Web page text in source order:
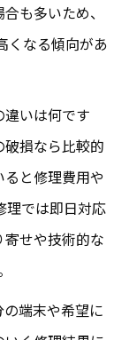
も多いため、
くなる傾向があ
いは何です
損なら比較的
と修理費用や
理では即日対応
せや技術的な
端末や希望に